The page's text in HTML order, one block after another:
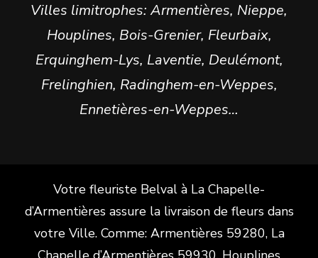
Villes limitrophes: Armentières, Nieppe,
Houplines, Bois-Grenier, Fleurbaix,
Erquinghem-Lys, Laventie, Deulémont,
Frelinghien, Radinghem-en-Weppes,
Ennetières-en-Weppes…
Votre fleuriste Belval à La Chapelle-
d’Armentières assure la livraison de fleurs dans
votre Ville. Comme: Armentières 59280, La